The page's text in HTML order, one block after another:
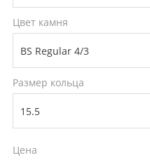
Цвет камня
Размер кольца
Цена